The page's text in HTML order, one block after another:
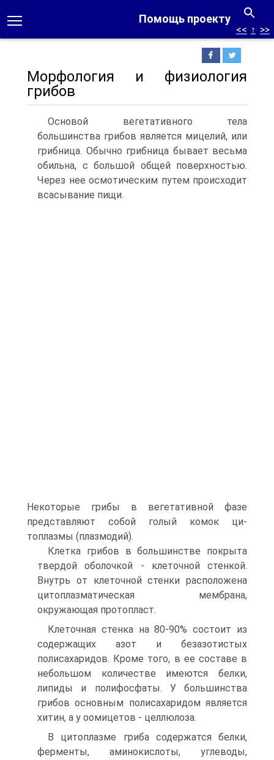
Помощь проекту
<< ↑ >>
Морфология и физиология
грибов
Основой вегетативного тела
большинства грибов является мицелий, или
грибница. Обычно грибница бывает весьма
обильна, с большой общей поверхностью.
Через нее осмотическим путем происходит
всасывание пищи.
Некоторые грибы в вегетативной фазе
представляют собой голый комок ци­
топлазмы (плазмодий).
Клетка грибов в большинстве покрыта
твердой оболочкой - клеточной стенкой.
Внутрь от клеточной стенки расположена
цитоплазматическая мем­брана,
окружающая протопласт.
Клеточная стенка на 80-90% состоит из
содержащих азот и безазоти­стых
полисахаридов. Кроме того, в ее составе в
небольшом количестве име­ются белки,
липиды и полифосфаты. У большинства
грибов основным поли­сахаридом является
хитин, а у оомицетов - целлюлоза.
В цитоплазме гриба содержатся белки,
ферменты, аминокислоты, угле­воды,